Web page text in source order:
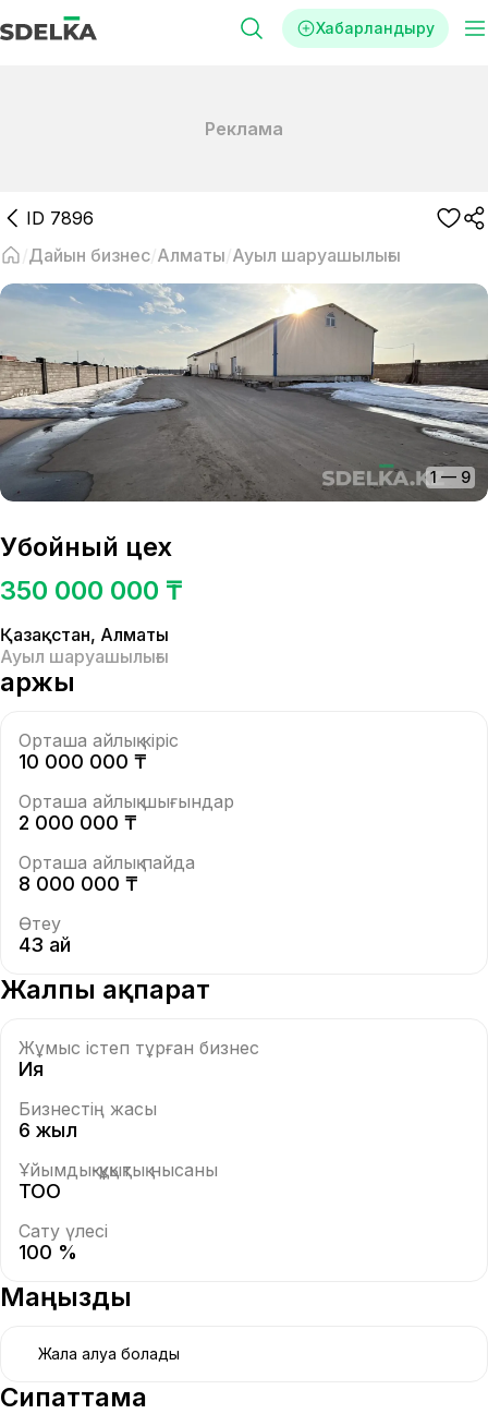
Хабарландыру
Реклама
ID 7896
Дайын бизнес Алматы Ауыл шаруашылығы
1 — 9
Убойный цех
350 000 000 ₸
Қазақстан, Алматы
Ауыл шаруашылығы
Қаржы
Орташа айлық кіріс
10 000 000 ₸
Орташа айлық шығындар
2 000 000 ₸
Орташа айлық пайда
8 000 000 ₸
Өтеу
43 ай
Жалпы ақпарат
Жұмыс істеп тұрған бизнес
Ия
Бизнестің жасы
6 жыл
Ұйымдық-құқықтық нысаны
ТОО
Сату үлесі
100 %
Маңызды
Жалға алуға болады
Сипаттама